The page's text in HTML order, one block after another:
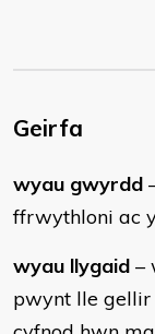
Geirfa
wyau gwyrdd
ffrwythloni ac
wyau llygaid –
pwynt lle